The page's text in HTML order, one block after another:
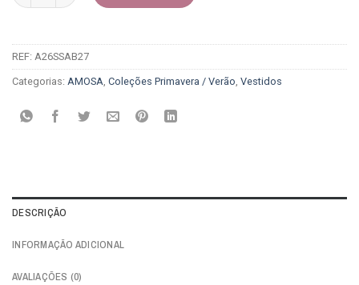
REF: A26SSAB27
Categorias: AMOSA Coleções Primavera / Verão Vestidos
DESCRIÇÃO
INFORMAÇÃO ADICIONAL
AVALIAÇÕES (0)